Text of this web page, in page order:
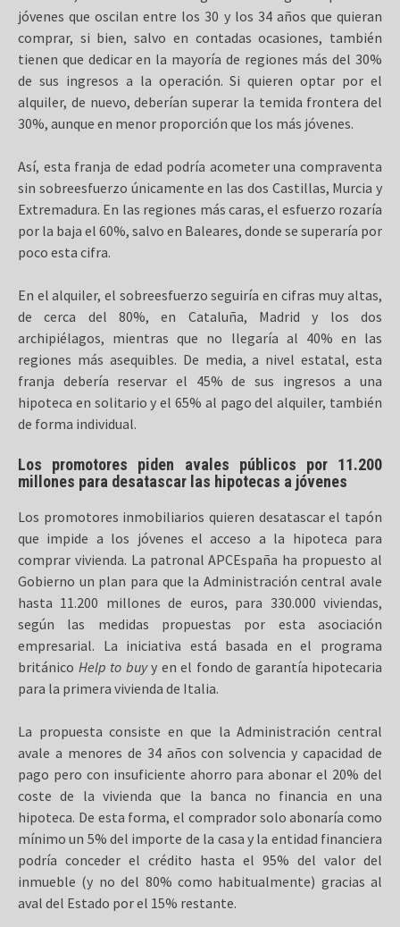
jóvenes que oscilan entre los 30 y los 34 años que quieran
comprar, si bien, salvo en contadas ocasiones, también
tienen que dedicar en la mayoría de regiones más del 30%
de sus ingresos a la operación. Si quieren optar por el
alquiler, de nuevo, deberían superar la temida frontera del
30%, aunque en menor proporción que los más jóvenes.
Así, esta franja de edad podría acometer una compraventa
sin sobreesfuerzo únicamente en las dos Castillas, Murcia y
Extremadura. En las regiones más caras, el esfuerzo rozaría
por la baja el 60%, salvo en Baleares, donde se superaría por
poco esta cifra.
En el alquiler, el sobreesfuerzo seguiría en cifras muy altas,
de cerca del 80%, en Cataluña, Madrid y los dos
archipiélagos, mientras que no llegaría al 40% en las
regiones más asequibles. De media, a nivel estatal, esta
franja debería reservar el 45% de sus ingresos a una
hipoteca en solitario y el 65% al pago del alquiler, también
de forma individual.
Los promotores piden avales públicos por 11.200
millones para desatascar las hipotecas a jóvenes
Los promotores inmobiliarios quieren desatascar el tapón
que impide a los jóvenes el acceso a la hipoteca para
comprar vivienda. La patronal APCEspaña ha propuesto al
Gobierno un plan para que la Administración central avale
hasta 11.200 millones de euros, para 330.000 viviendas,
según las medidas propuestas por esta asociación
empresarial. La iniciativa está basada en el programa
británico Help to buyy en el fondo de garantía hipotecaria
para la primera vivienda de Italia.
La propuesta consiste en que la Administración central
avale a menores de 34 años con solvencia y capacidad de
pago pero con insuficiente ahorro para abonar el 20% del
coste de la vivienda que la banca no financia en una
hipoteca. De esta forma, el comprador solo abonaría como
mínimo un 5% del importe de la casa y la entidad financiera
podría conceder el crédito hasta el 95% del valor del
inmueble (y no del 80% como habitualmente) gracias al
aval del Estado por el 15% restante.